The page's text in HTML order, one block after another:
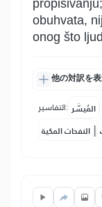
obuhvata,
onog što
他の対訳を
التفاسير: المُيسَّر
النفحات المكية |